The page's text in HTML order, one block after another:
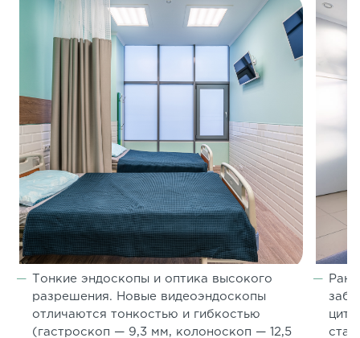
Тонкие эндоскопы и оптика высокого
разрешения. Новые видеоэндоскопы
отличаются тонкостью и гибкостью
(гастроскоп — 9,3 мм, колоноскоп — 12,5